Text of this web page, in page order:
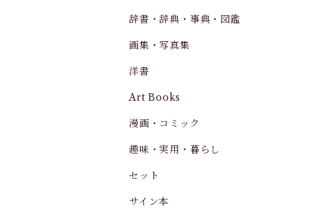
辞書・辞典・事典・図鑑
画集・写真集
洋書
Art Books
漫画・コミック
趣味・実用・暮らし
セット
サイン本